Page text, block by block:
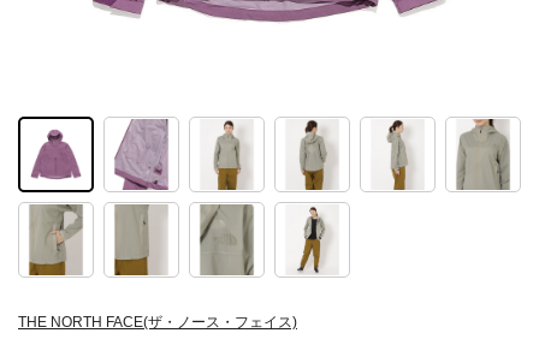
THE NORTH FACE(ザ・ノース・フェイス)